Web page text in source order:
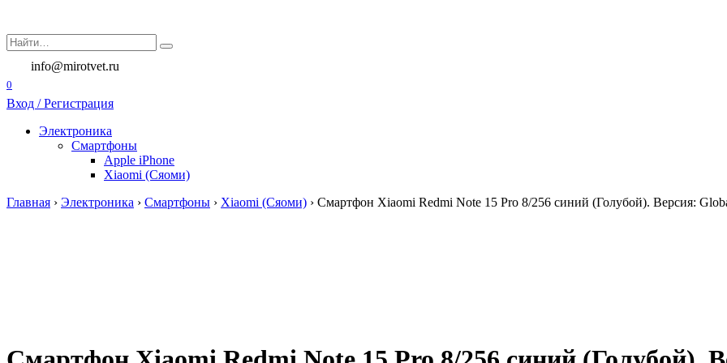
содержанию
Search
for:
info@mirotvet.ru
0
Вход / Регистрация
Электроника
Смартфоны
Apple iPhone
Xiaomi (Сяоми)
Главная › Электроника › Смартфоны › Xiaomi (Сяоми) › Смартфон Xiaomi Redmi Note 15 Pro 8/256 синий (Голубой). Версия: